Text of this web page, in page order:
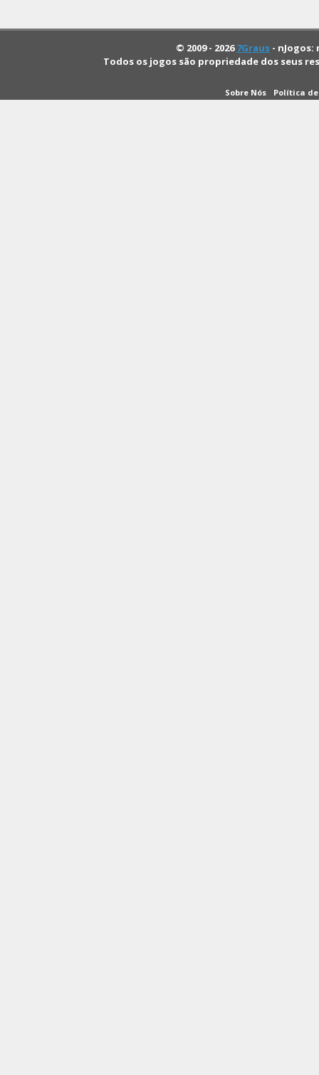
© 2009 - 20267Graus -
Todos os jogos são propriedade dos seus
Sobre Nós Política